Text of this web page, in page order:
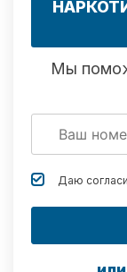
Мы
Даю